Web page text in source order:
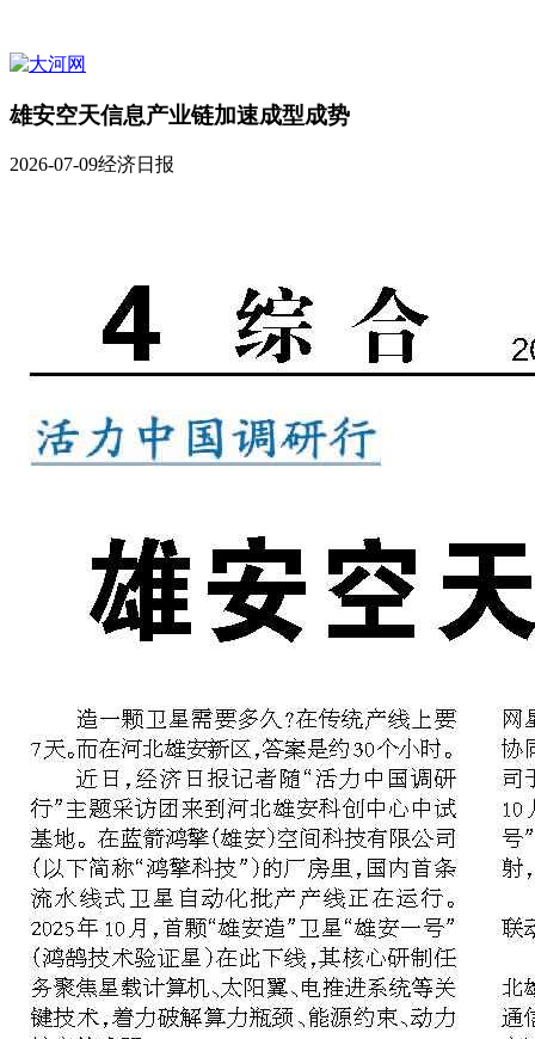
雄安空天信息产业链加速成型成势
2026-07-09经济日报